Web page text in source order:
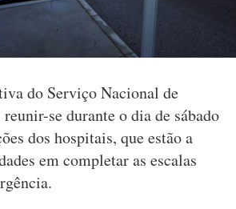
do Serviço Nacional de
se durante o dia de sábado
dos hospitais, que estão a
em completar as escalas